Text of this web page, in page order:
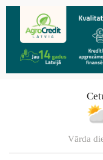
Vārda